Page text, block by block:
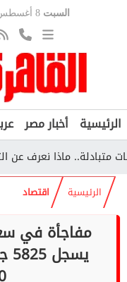
السبت 8 أغسطس 2026
الرئيسية أخبار مصر
ماذا نعرف عن
الرئيسية اقتصاد